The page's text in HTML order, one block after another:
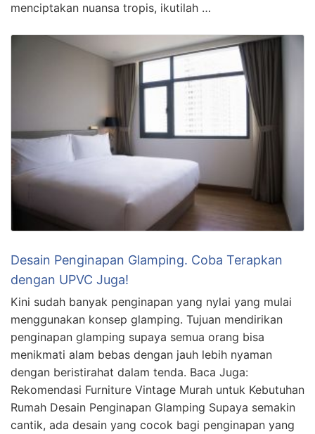
menciptakan nuansa tropis, ikutilah …
Desain Penginapan Glamping. Coba Terapkan
dengan UPVC Juga!
Kini sudah banyak penginapan yang nylai yang mulai
menggunakan konsep glamping. Tujuan mendirikan
penginapan glamping supaya semua orang bisa
menikmati alam bebas dengan jauh lebih nyaman
dengan beristirahat dalam tenda. Baca Juga:
Rekomendasi Furniture Vintage Murah untuk Kebutuhan
Rumah Desain Penginapan Glamping Supaya semakin
cantik, ada desain yang cocok bagi penginapan yang